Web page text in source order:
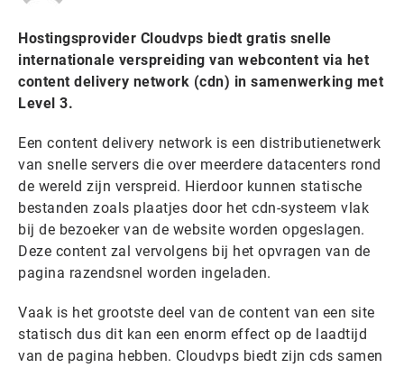
Hostingsprovider Cloudvps biedt gratis snelle
internationale verspreiding van webcontent via het
content delivery network (cdn) in samenwerking met
Level 3.
Een content delivery network is een distributienetwerk
van snelle servers die over meerdere datacenters rond
de wereld zijn verspreid. Hierdoor kunnen statische
bestanden zoals plaatjes door het cdn-systeem vlak
bij de bezoeker van de website worden opgeslagen.
Deze content zal vervolgens bij het opvragen van de
pagina razendsnel worden ingeladen.
Vaak is het grootste deel van de content van een site
statisch dus dit kan een enorm effect op de laadtijd
van de pagina hebben. Cloudvps biedt zijn cds samen